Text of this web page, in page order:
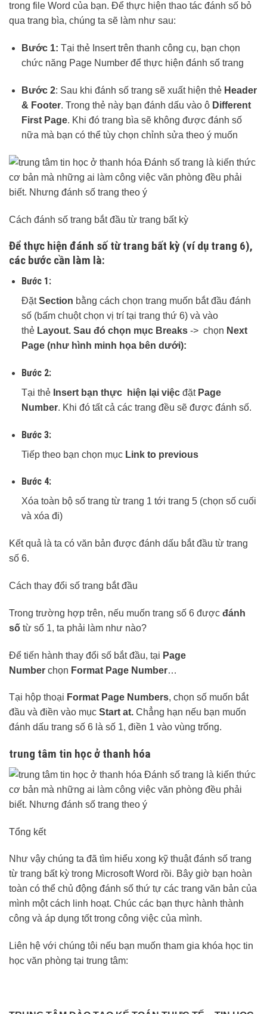
trong file Word của bạn. Để thực hiện thao tác đánh số bỏ
qua trang bìa, chúng ta sẽ làm như sau:
Bước 1: Tại thẻ Insert trên thanh công cụ, bạn chọn
chức năng Page Number để thực hiện đánh số trang
Bước 2: Sau khi đánh số trang sẽ xuất hiện thẻ Header
& Footer. Trong thẻ này bạn đánh dấu vào ô Different
First Page. Khi đó trang bìa sẽ không được đánh số
nữa mà bạn có thể tùy chọn chỉnh sửa theo ý muốn
Cách đánh số trang bắt đầu từ trang bất kỳ
Để thực hiện đánh số từ trang bất kỳ (ví dụ trang 6),
các bước cần làm là:
Bước 1:
ĐặtSection bằng cách chọn trang muốn bắt đầu đánh
số (bấm chuột chọn vị trí tại trang thứ 6) và vào
thẻ Layout. Sau đó chọn mục Breaks -> chọn Next
Page (như hình minh họa bên dưới):
Bước 2:
Tại thẻ Insert bạn thực hiện lại việcđặt Page
Number. Khi đó tất cả các trang đều sẽ được đánh số.
Bước 3:
Tiếp theo bạn chọn mụcLink to previous
Bước 4:
Xóa toàn bộ số trang từ trang 1 tới trang 5 (chọn số cuối
và xóa đi)
Kết quả là ta có văn bản được đánh dấu bắt đầu từ trang
số 6.
Cách thay đổi số trang bắt đầu
Trong trường hợp trên, nếu muốn trang số 6 được đánh
số từ số 1, ta phải làm như nào?
Để tiến hành thay đổi số bắt đầu, tại Page
Number chọn Format Page Number…
Tại hộp thoại Format Page Numbers, chọn số muốn bắt
đầu và điền vào mục Start at. Chẳng hạn nếu bạn muốn
đánh dấu trang số 6 là số 1, điền 1 vào vùng trống.
trung tâm tin học ở thanh hóa
Tổng kết
Như vậy chúng ta đã tìm hiểu xong kỹ thuật đánh số trang
từ trang bất kỳ trong Microsoft Word rồi. Bây giờ bạn hoàn
toàn có thể chủ động đánh số thứ tự các trang văn bản của
mình một cách linh hoạt. Chúc các bạn thực hành thành
công và áp dụng tốt trong công việc của mình.
Liên hệ với chúng tôi nếu bạn muốn tham gia khóa học tin
học văn phòng tại trung tâm: